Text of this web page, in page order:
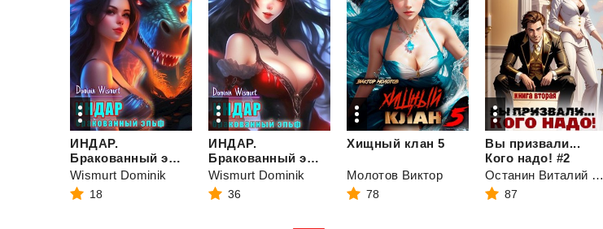
ИНДАР.
Бракованный эльф. Том - 3
Wismurt Dominik
18
ИНДАР.
Бракованный эльф. Том 1 - 2
Wismurt Dominik
36
Хищный клан 5
Молотов Виктор
78
Вы призвали...
Кого надо! #2
Останин Виталий Сергеевич
87